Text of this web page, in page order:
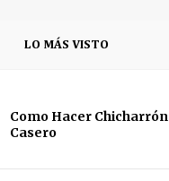
LO MÁS VISTO
Como Hacer Chicharrón
Casero